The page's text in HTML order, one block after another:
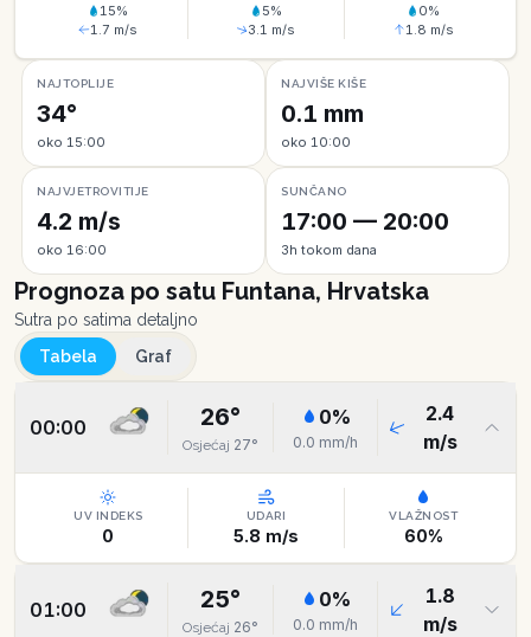
15%
1.7 m/s
5%
3.1 m/s
0%
1.8 m/s
NAJTOPLIJE
34°
oko 15:00
NAJVIŠE KIŠE
0.1 mm
oko 10:00
NAJVJETROVITIJE
4.2 m/s
oko 16:00
SUNČANO
17:00 — 20:00
3h tokom dana
Prognoza po satu Funtana, Hrvatska
Sutra po satima detaljno
Tabela
Graf
00:00 26°
Osjećaj 27°
0%
0.0 mm/h
2.4
m/s
UV INDEKS
0
UDARI
5.8 m/s
VLAŽNOST
60%
01:00 25°
Osjećaj 26°
0%
0.0 mm/h
1.8
m/s